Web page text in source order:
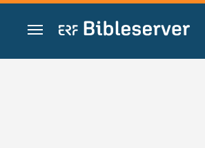
Zum Inhalt springen